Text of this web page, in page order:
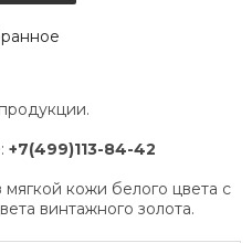
+7(499)113-84-42
кожи белого цвета с
винтажного золота.